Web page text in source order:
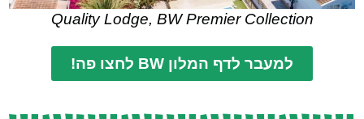
Quality Lodge, BW Premier Collection
למעבר לדף המלון BW לחצו פה!